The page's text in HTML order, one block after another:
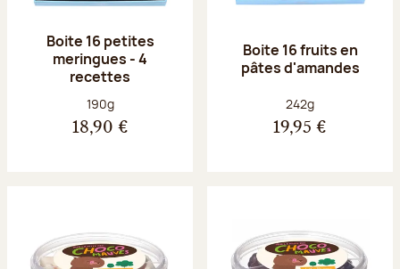
Boite 16 petites
meringues - 4
recettes
Poids net :
190g
18,90 €
Boite 16 fruits en
pâtes d'amandes
Poids net :
242g
19,95 €